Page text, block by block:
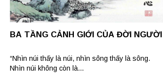
BA TẦNG CẢNH GIỚI CỦA ĐỜI NGƯỜI
“Nhìn núi thấy là núi, nhìn sông thấy là sông.
Nhìn núi không còn là...